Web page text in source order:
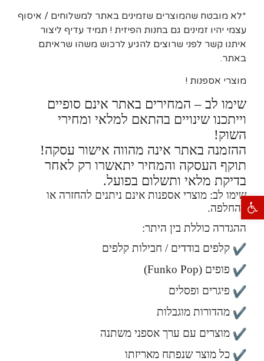
פתח סרגל נגישות
*לא מובטח שהמוצרים שזמינים באתר למשלוחים / איסוף
עצמי יהיו זמינים גם בחנות הפיזית ! תמיד עדיף ליצור
איתנו קשר לפני שרוצים להגיע לרכוש משהו שראיתם
באתר.
מוצרי אספנות !
שימו לב – המחירים באתר אינם סופיים
וייתכנו שינויים בהתאם למלאי ומחירי
השוק!
ההזמנה באתר אינה מהווה אישור עסקה!
תוקף העסקה והמחיר יתאשרו רק לאחר
בדיקת מלאי ותשלום בפועל.
שימו לב: מוצרי אספנות אינם ניתנים להחזרה או
להחלפה.
ההגדרה כוללת בין היתר:
קלפים בודדים / חבילות קלפים
פופים (Funko Pop)
פיגרים ופסלים
מהדורות מוגבלות
מוצרים עם ערך אספני משתנה
כל מוצר שנפתח מאריזתו